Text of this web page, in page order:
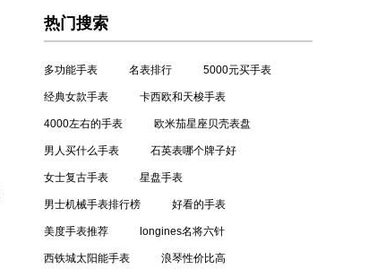
热门搜索
多功能手表 名表排行 5000元买手表
经典女款手表 卡西欧和天梭手表
4000左右的手表 欧米茄星座贝壳表盘
男人买什么手表 石英表哪个牌子好
女士复古手表 星盘手表
男士机械手表排行榜 好看的手表
美度手表推荐 longines名将六针
西铁城太阳能手表 浪琴性价比高